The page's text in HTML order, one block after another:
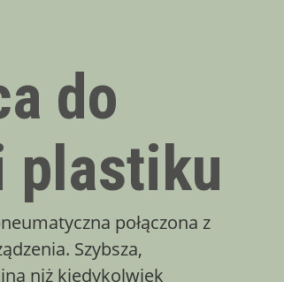
do
plastiku
połączona z
Szybsza,
niż kiedykolwiek